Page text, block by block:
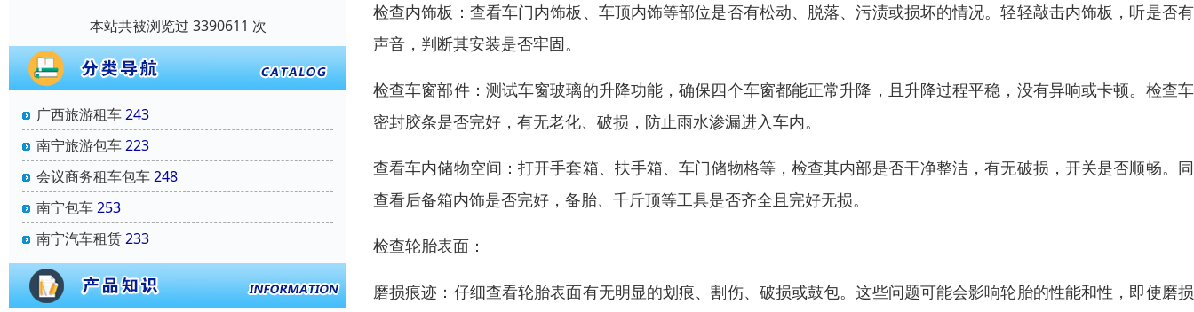
本站共被浏览过 3390611 次
广西旅游租车243
南宁旅游包车223
会议商务租车包车248
南宁包车253
南宁汽车租赁233
检查内饰板：查看车门内饰板、车顶内饰等部位是否有松动、脱落、污渍或损坏的情况。轻轻敲击内饰板，听是否
声音，判断其安装是否牢固。
检查车窗部件：测试车窗玻璃的升降功能，确保四个车窗都能正常升降，且升降过程平稳，没有异响或卡顿。检查
密封胶条是否完好，有无老化、破损，防止雨水渗漏进入车内。
查看车内储物空间：打开手套箱、扶手箱、车门储物格等，检查其内部是否干净整洁，有无破损，开关是否顺畅。
查看后备箱内饰是否完好，备胎、千斤顶等工具是否齐全且完好无损。
检查轮胎表面：
磨损痕迹：仔细查看轮胎表面有无明显的划痕、割伤、破损或鼓包。这些问题可能会影响轮胎的性能和性，即使磨